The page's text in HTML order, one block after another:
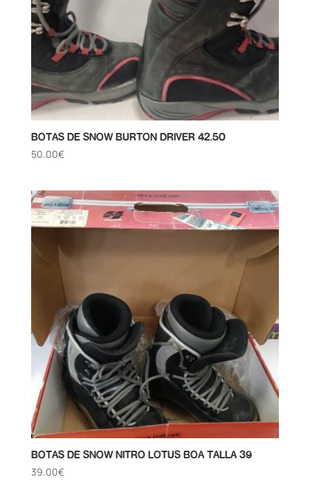
BOTAS DE SNOW BURTON DRIVER 42.50
50.00€
BOTAS DE SNOW NITRO LOTUS BOA TALLA 39
39.00€